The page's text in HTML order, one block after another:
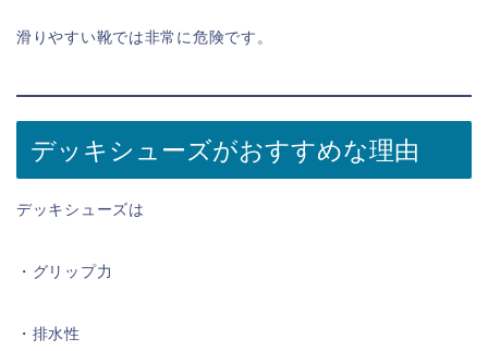
滑りやすい靴では非常に危険です。
デッキシューズがおすすめな理由
デッキシューズは
・グリップ力
・排水性